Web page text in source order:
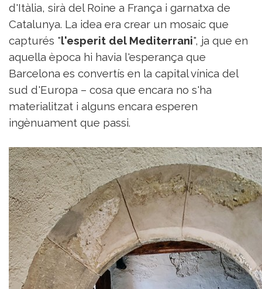
d'Itàlia, sirà del Roine a França i garnatxa de
Catalunya. La idea era crear un mosaic que
capturés "l'esperit del Mediterrani", ja que en
aquella època hi havia l'esperança que
Barcelona es convertís en la capital vínica del
sud d'Europa – cosa que encara no s'ha
materialitzat i alguns encara esperen
ingènuament que passi.